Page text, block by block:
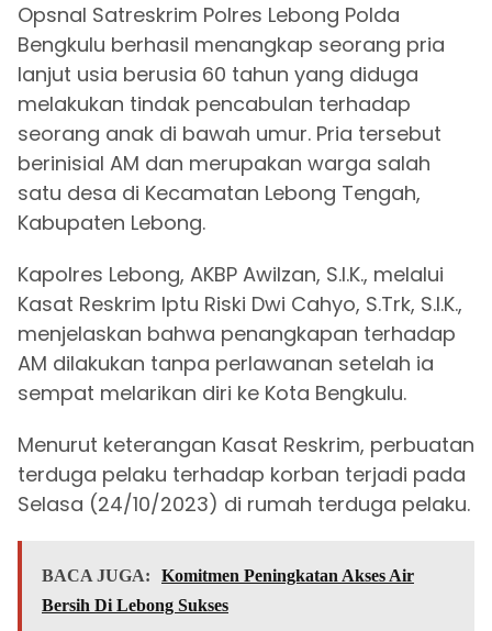
Opsnal Satreskrim Polres Lebong Polda
Bengkulu berhasil menangkap seorang pria
lanjut usia berusia 60 tahun yang diduga
melakukan tindak pencabulan terhadap
seorang anak di bawah umur. Pria tersebut
berinisial AM dan merupakan warga salah
satu desa di Kecamatan Lebong Tengah,
Kabupaten Lebong.
Kapolres Lebong, AKBP Awilzan, S.I.K., melalui
Kasat Reskrim Iptu Riski Dwi Cahyo, S.Trk, S.I.K.,
menjelaskan bahwa penangkapan terhadap
AM dilakukan tanpa perlawanan setelah ia
sempat melarikan diri ke Kota Bengkulu.
Menurut keterangan Kasat Reskrim, perbuatan
terduga pelaku terhadap korban terjadi pada
Selasa (24/10/2023) di rumah terduga pelaku.
BACA JUGA:
Komitmen Peningkatan Akses Air
Bersih Di Lebong Sukses